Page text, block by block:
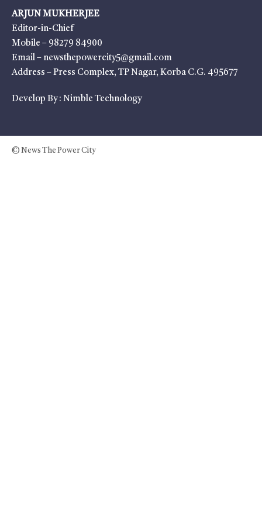
ARJUN MUKHERJEE
Editor-in-Chief
Mobile – 98279 84900
Email – newsthepowercity5@gmail.com
Address – Press Complex, TP Nagar, Korba C.G. 495677
Develop By : Nimble Technology
© News The Power City